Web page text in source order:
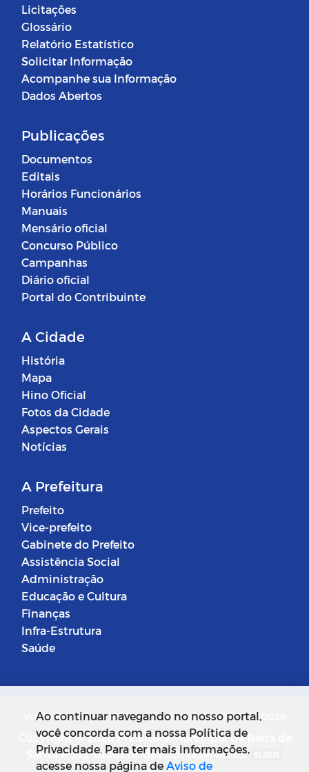
Licitações
Glossário
Relatório Estatístico
Solicitar Informação
Acompanhe sua Informação
Dados Abertos
Publicações
Documentos
Editais
Horários Funcionários
Manuais
Mensário oficial
Concurso Público
Campanhas
Diário oficial
Portal do Contribuinte
A Cidade
História
Mapa
Hino Oficial
Fotos da Cidade
Aspectos Gerais
Notícias
A Prefeitura
Prefeito
Vice-prefeito
Gabinete do Prefeito
Assistência Social
Administração
Educação e Cultura
Finanças
Infra-Estrutura
Saúde
Versão do Sistema: 5.0.268 Data da Versão: 18/03/2026
Copyright © 2026 Prefeitura Municipal de Barra de
Santa Rosa. Todos os direitos reservados.
Ao continuar navegando no nosso portal,
você concorda com a nossa Política de
Privacidade. Para ter mais informações,
acesse nossa página deAviso de